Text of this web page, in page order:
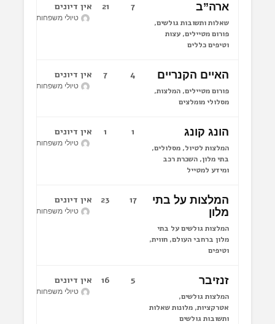
ארה”ב
שאלות ותשובות גולשים,
פורום מטיילים, עצות
וטיפים כללים
7
21 אין דיונים
טיולי משפחות לחו"ל
האיים הקנריים
פורום מטיילים, המלצות,
מסלולי מומלצים
4
7 אין דיונים
טיולי משפחות לחו"ל
הונג קונג
המלצות לטיול, מסלולים,
בתי מלון, השכרת רכב
ומידע למטייל
1
1 אין דיונים
טיולי משפחות לחו"ל
המלצות על בתי
מלון
המלצות גולשים על בתי
מלון ברחבי העולם, חווית,
וטיפים
17
23 אין דיונים
טיולי משפחות לחו"ל
זנזיבר
המלצות גולשים,
אטרקציות, מלונות שאלות
ותשובות גולשים
5
16 אין דיונים
טיולי משפחות לחו"ל